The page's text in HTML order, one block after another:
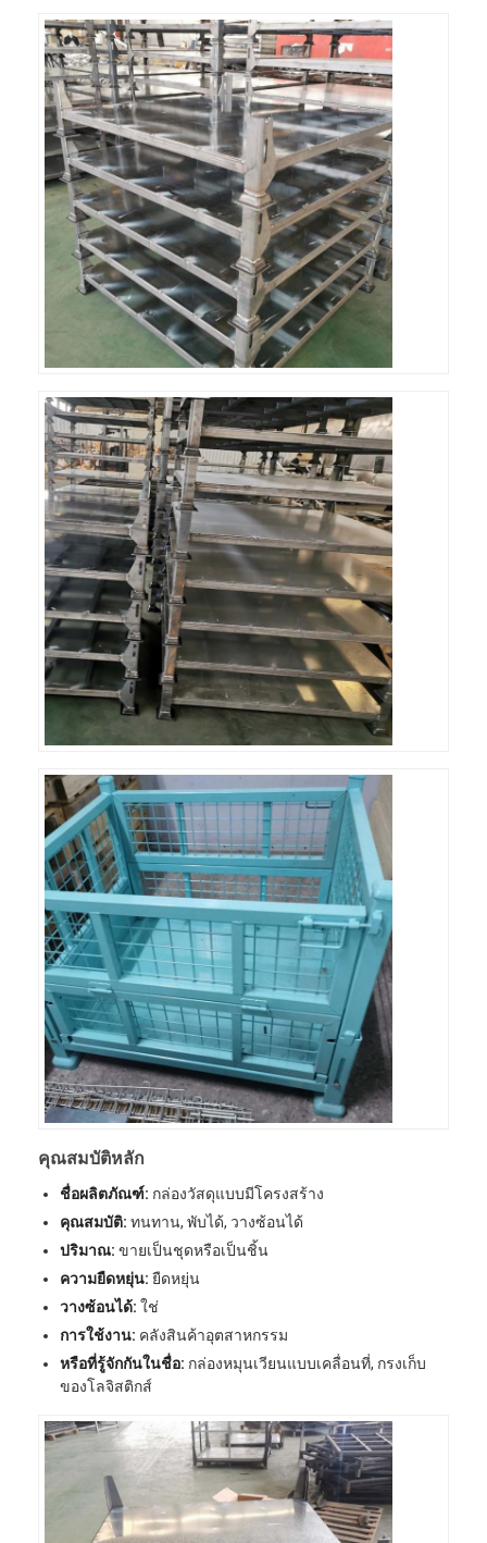
เกี่ยวกับเรา
ทัวร์โรงงาน
การควบคุมคุณภาพ
ติดต่อเรา
ข่าว
กรณี
ขอใบเสนอราคา
ราคาสะพายพอลเล็ตของโกดัง
ชั้นเก็บคลังสินค้า
ชั้นวางจอแสดงผลซุปเปอร์มาร์เก็ต
คานเท้าแขนที่ดึง
ผลักดันการดึงกลับ
ขับในที่ดึง
แร็คกระสวยวิทยุ
ทางเดินแคบมาก
ชั้นวางชั้นลอย
แพลตฟอร์มโครงสร้างเหล็ก
พาเลทพลาสติก HDPE
พาเลทเหล็ก
พาเล็ตอลูมิเนียม
กล่องพอลเล็ตโลหะ
กรงเครือสาย
คุณสมบัติหลัก
ชื่อผลิตภัณฑ์: กล่องวัสดุแบบมีโครงสร้าง
คุณสมบัติ: ทนทาน, พับได้, วางซ้อนได้
ปริมาณ: ขายเป็นชุดหรือเป็นชิ้น
ความยืดหยุ่น: ยืดหยุ่น
วางซ้อนได้: ใช่
การใช้งาน: คลังสินค้าอุตสาหกรรม
หรือที่รู้จักกันในชื่อ: กล่องหมุนเวียนแบบเคลื่อนที่, กรงเก็บ
ของโลจิสติกส์